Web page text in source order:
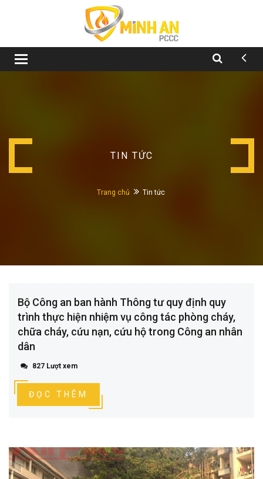
Toggle
navigation
TIN TỨC
Trang chủ Tin tức
Bộ Công an ban hành Thông tư quy định quy
trình thực hiện nhiệm vụ công tác phòng cháy,
chữa cháy, cứu nạn, cứu hộ trong Công an nhân
dân
827 Lượt xem
ĐỌC THÊM